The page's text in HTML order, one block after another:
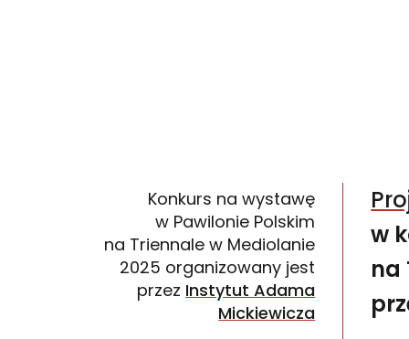
Konkurs na wystawę
w Pawilonie Polskim
na Triennale w Mediolanie
2025 organizowany jest
przez Instytut Adama
Mickiewicza
w
na